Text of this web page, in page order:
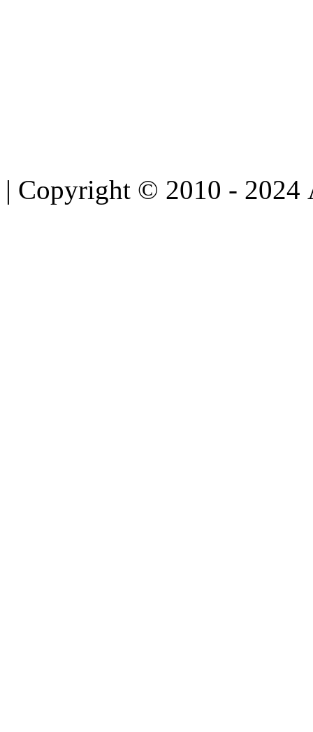
| Copyright © 2010 - 2024